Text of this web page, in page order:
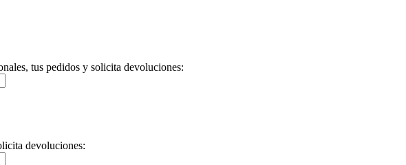
tus pedidos y solicita devoluciones:
devoluciones: